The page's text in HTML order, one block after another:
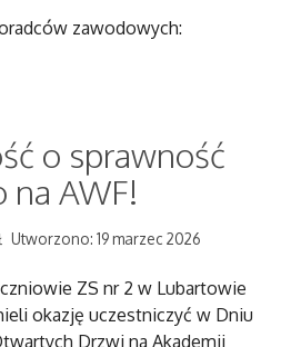
zawodowych:
o sprawność
na AWF!
Utworzono: 19 marzec 2026
ZS nr 2 w Lubartowie
okazję uczestniczyć w Dniu
Drzwi na Akademii